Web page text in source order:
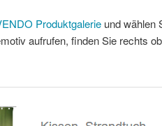
Produktgalerie und wählen
aufrufen, finden Sie rechts